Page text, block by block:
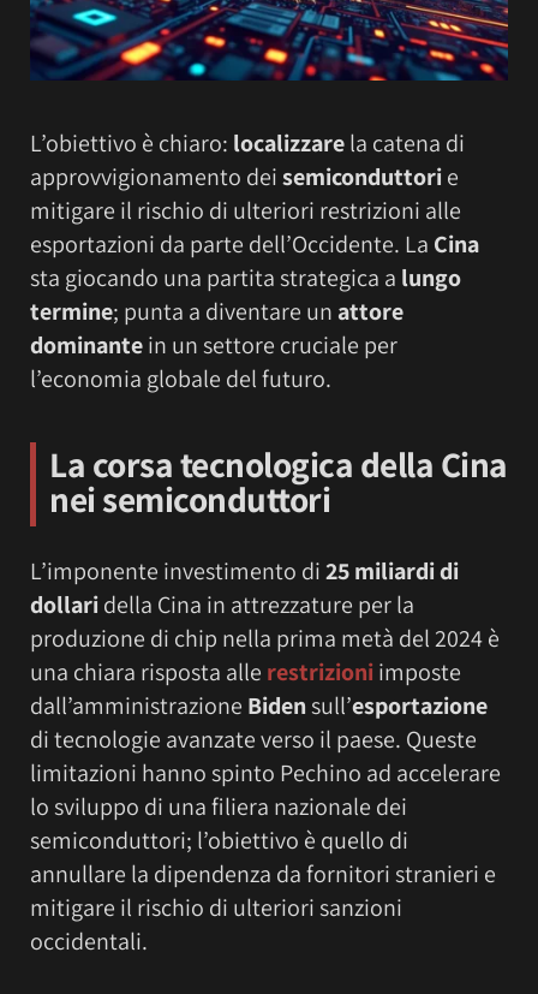
L’obiettivo è chiaro: localizzarela catena di
approvvigionamento deisemiconduttorie
mitigare il rischio di ulteriori restrizioni alle
esportazioni da parte dell’Occidente. La Cina
sta giocando una partita strategica a lungo
termine; punta a diventare un attore
dominantein un settore cruciale per
l’economia globale del futuro.
La corsa tecnologica della Cina
nei semiconduttori
L’imponente investimento di25 miliardi di
dollaridella Cina in attrezzature per la
produzione di chip nella prima metà del 2024 è
una chiara risposta alle restrizioni imposte
dall’amministrazione Bidensull’esportazione
di tecnologie avanzate verso il paese. Queste
limitazioni hanno spinto Pechino ad accelerare
lo sviluppo di una filiera nazionale dei
semiconduttori; l’obiettivo è quello di
annullare la dipendenza da fornitori stranieri e
mitigare il rischio di ulteriori sanzioni
occidentali.